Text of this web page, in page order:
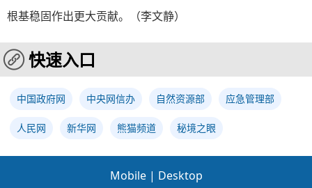
根基稳固作出更大贡献。（李文静）
快速入口
中国政府网 中央网信办 自然资源部 应急管理部
人民网 新华网 熊猫频道 秘境之眼
Mobile | Desktop